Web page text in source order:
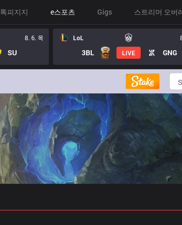
톡피지지 e스포츠 Gigs 스트리머 오버
8. 6. 목
SU
LoL
3BL LIVE GNG